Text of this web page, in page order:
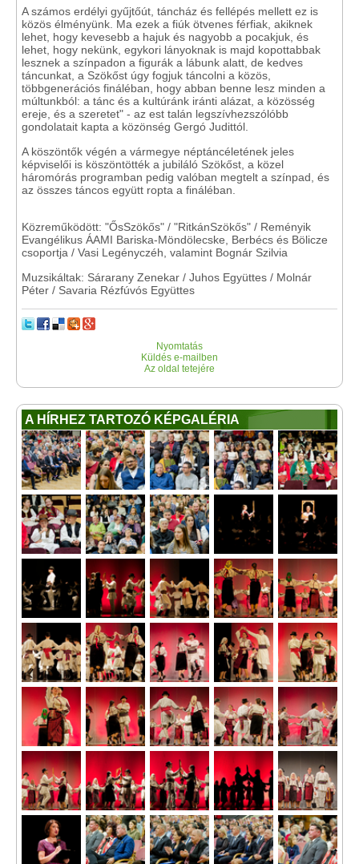
A számos erdélyi gyűjtőút, táncház és fellépés mellett ez is
közös élményünk. Ma ezek a fiúk ötvenes férfiak, akiknek
lehet, hogy kevesebb a hajuk és nagyobb a pocakjuk, és
lehet, hogy nekünk, egykori lányoknak is majd kopottabbak
lesznek a színpadon a figurák a lábunk alatt, de kedves
táncunkat, a Szökőst úgy fogjuk táncolni a közös,
többgenerációs fináléban, hogy abban benne lesz minden a
múltunkból: a tánc és a kultúránk iránti alázat, a közösség
ereje, és a szeretet" - az est talán legszívhezszólóbb
gondolatait kapta a közönség Gergó Judittól.
A köszöntők végén a vármegye néptáncéletének jeles
képviselői is köszöntötték a jubiláló Szökőst, a közel
háromórás programban pedig valóban megtelt a színpad, és
az összes táncos együtt ropta a fináléban.
Közreműködött: "ŐsSzökős" / "RitkánSzökős" / Reményik
Evangélikus ÁAMI Bariska-Möndölecske, Berbécs és Bölicze
csoportja / Vasi Legényczéh, valamint Bognár Szilvia
Muzsikáltak: Sárarany Zenekar / Juhos Együttes / Molnár
Péter / Savaria Rézfúvós Együttes
Nyomtatás
Küldés e-mailben
Az oldal tetejére
A HÍRHEZ TARTOZÓ KÉPGALÉRIA